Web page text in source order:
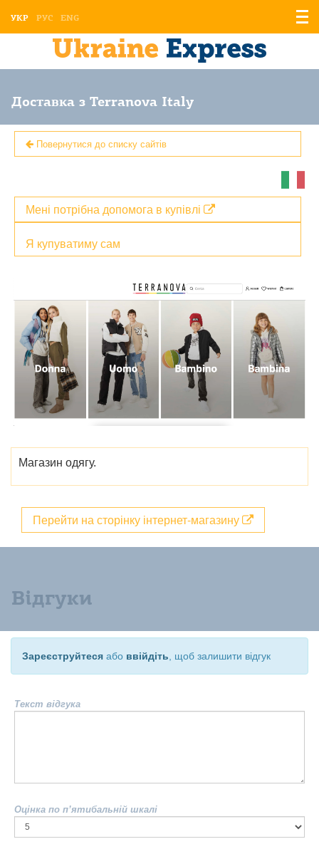
УКР РУС ENG
Доставка з Terranova Italy
Повернутися до списку сайтів
Я купуватиму сам
Мені потрібна допомога в купівлі
Магазин одягу.
Перейти на сторінку інтернет-магазину
Відгуки
Зареєструйтеся або ввійдіть , щоб залишити відгук
Текст відгука
Оцінка по п’ятибальній шкалі